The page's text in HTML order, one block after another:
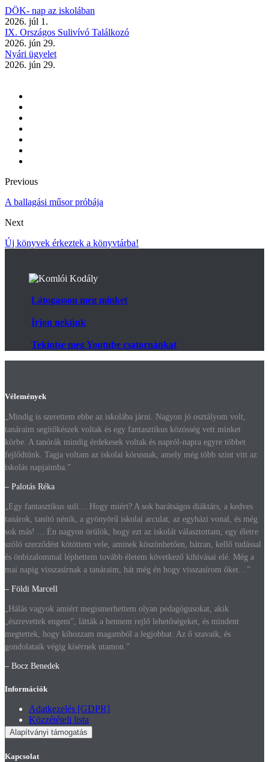
DÖK- nap az iskolában
2026. júl 1.
IX. Országos Sulivívó Találkozó
2026. jún 29.
Nyári ügyelet
2026. jún 29.
Previous
A ballagási műsor próbája
Next
Új könyvek érkeztek a könyvtárba!
Látogasson meg minket
Írjon nekünk
Tekintse meg Youtube csatornánkat
Vélemények
„Mindig is szerettem ebbe az iskolába járni. Nagyon jó osztályom volt,
tanáraim segítőkészek voltak és egy fantasztikus közösség vett minket
körbe. A tanórák mindig érdekesek voltak és napról-napra egyre többet
fejlődtünk. Tagja voltam az iskolai kórusnak, amely még több színt vitt az
iskolás napjaimba.”
– Palotás Réka
„Egy fantasztikus suli… Hogy miért? A sok barátságos diáktárs, a kedves
tanárok, tanító nénik, a gyönyörű iskolai arculat, az egyházi vonal, és még
sok más! ... Én nagyon örülök, hogy ezt az iskolát választottam, egy életre
szóló szerződést kötöttem vele, aminek köszönhetően, bátran, kellő tudással
és önbizalommal léphettem tovább életem következő kihívásai elé. Még a
mai napig visszasírnak a tanáraim, hát még én hogy visszasírom őket…”
– Földi Marcell
„Hálás vagyok amiért megismerhettem olyan pedagógusokat, akik
„észrevettek engem”, látták a bennem rejlő lehetőségeket, és mindent
megtettek, hogy kihozzam magamból a legjobbat. Az ő szavaik, és
gondolataik végig kísérnek utamon.”
– Bocz Benedek
Információk
Adatkezelés [GDPR]
Közzétételi lista
Alapítványi támogatás
Kapcsolat